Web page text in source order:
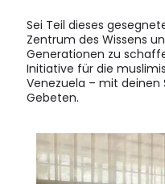
Sei Teil dieses
Zentrum des Wissens
Generationen zu
Initiative für die
Venezuela – mit
Gebeten.